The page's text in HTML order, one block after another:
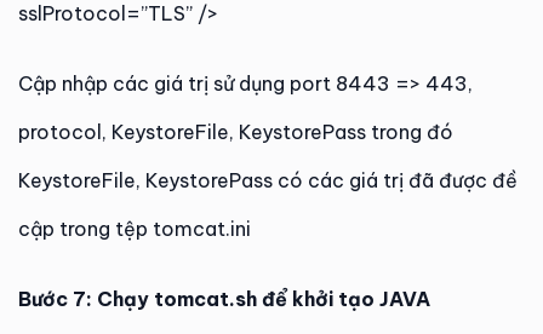
sslProtocol=”TLS” />
Cập nhập các giá trị sử dụng port 8443 => 443,
protocol, KeystoreFile, KeystorePass trong đó
KeystoreFile, KeystorePass có các giá trị đã được đề
cập trong tệp tomcat.ini
Bước 7: Chạy tomcat.sh để khởi tạo JAVA